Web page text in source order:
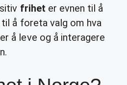
frihet er evnen til å
å foreta valg om hva
å leve og å interagere